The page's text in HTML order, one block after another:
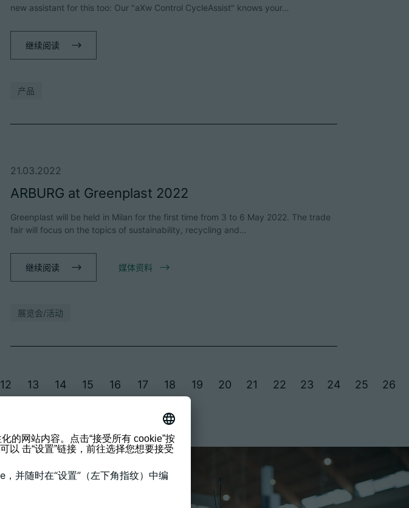
new assistant for this too: Our "aXw Control CycleAssist" knows your…
继续阅读
产品
21.03.2022
ARBURG at Greenplast 2022
Greenplast will be held in Milan for the first time from 3 to 6 May 2022. The trade
fair will focus on the topics of sustainability, recycling and…
继续阅读 媒体资料
展览会/活动
12 13 14 15 16 17 18 19 20 21 22 23 24 25 26